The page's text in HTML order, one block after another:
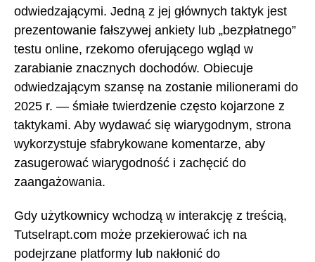
odwiedzającymi. Jedną z jej głównych taktyk jest
prezentowanie fałszywej ankiety lub „bezpłatnego”
testu online, rzekomo oferującego wgląd w
zarabianie znacznych dochodów. Obiecuje
odwiedzającym szansę na zostanie milionerami do
2025 r. — śmiałe twierdzenie często kojarzone z
taktykami. Aby wydawać się wiarygodnym, strona
wykorzystuje sfabrykowane komentarze, aby
zasugerować wiarygodność i zachęcić do
zaangażowania.
Gdy użytkownicy wchodzą w interakcję z treścią,
Tutselrapt.com może przekierować ich na
podejrzane platformy lub nakłonić do